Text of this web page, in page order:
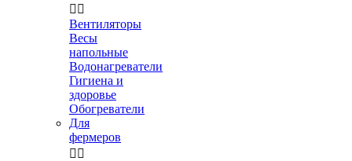
 
Вентиляторы
Весы
напольные
Водонагреватели
Гигиена и
здоровье
Обогреватели
Для
фермеров
 